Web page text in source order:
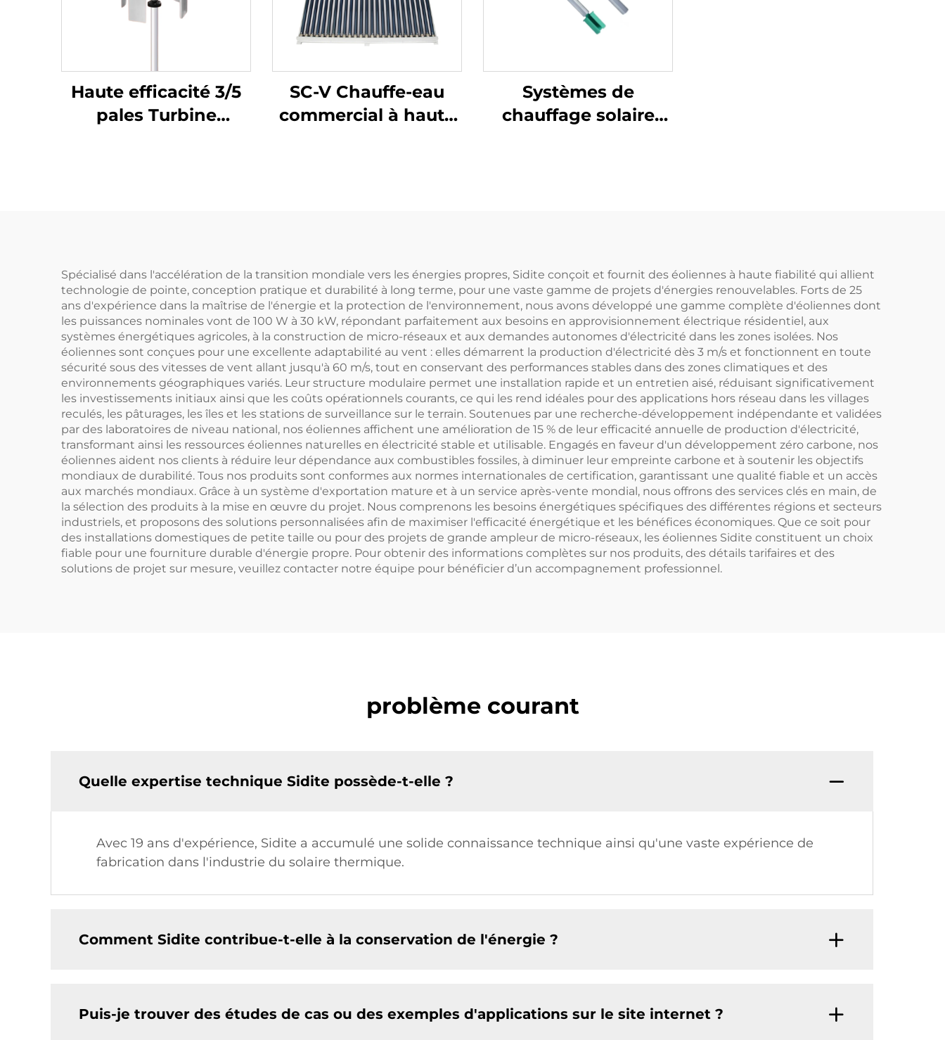
Haute efficacité 3/5
pales Turbine
SC-V Chauffe-eau
commercial à haute
Systèmes de
chauffage solaire
évacués Coût réduit
pour l'eau
Spécialisé dans l'accélération de la transition mondiale vers les énergies propres, Sidite conçoit et fournit des éoliennes à haute fiabilité qui allient
technologie de pointe, conception pratique et durabilité à long terme, pour une vaste gamme de projets d'énergies renouvelables. Forts de 25
ans d'expérience dans la maîtrise de l'énergie et la protection de l'environnement, nous avons développé une gamme complète d'éoliennes dont
les puissances nominales vont de 100 W à 30 kW, répondant parfaitement aux besoins en approvisionnement électrique résidentiel, aux
systèmes énergétiques agricoles, à la construction de micro-réseaux et aux demandes autonomes d'électricité dans les zones isolées. Nos
éoliennes sont conçues pour une excellente adaptabilité au vent : elles démarrent la production d'électricité dès 3 m/s et fonctionnent en toute
sécurité sous des vitesses de vent allant jusqu'à 60 m/s, tout en conservant des performances stables dans des zones climatiques et des
environnements géographiques variés. Leur structure modulaire permet une installation rapide et un entretien aisé, réduisant significativement
les investissements initiaux ainsi que les coûts opérationnels courants, ce qui les rend idéales pour des applications hors réseau dans les villages
reculés, les pâturages, les îles et les stations de surveillance sur le terrain. Soutenues par une recherche-développement indépendante et validées
par des laboratoires de niveau national, nos éoliennes affichent une amélioration de 15 % de leur efficacité annuelle de production d'électricité,
transformant ainsi les ressources éoliennes naturelles en électricité stable et utilisable. Engagés en faveur d'un développement zéro carbone, nos
éoliennes aident nos clients à réduire leur dépendance aux combustibles fossiles, à diminuer leur empreinte carbone et à soutenir les objectifs
mondiaux de durabilité. Tous nos produits sont conformes aux normes internationales de certification, garantissant une qualité fiable et un accès
aux marchés mondiaux. Grâce à un système d'exportation mature et à un service après-vente mondial, nous offrons des services clés en main, de
la sélection des produits à la mise en œuvre du projet. Nous comprenons les besoins énergétiques spécifiques des différentes régions et secteurs
industriels, et proposons des solutions personnalisées afin de maximiser l'efficacité énergétique et les bénéfices économiques. Que ce soit pour
des installations domestiques de petite taille ou pour des projets de grande ampleur de micro-réseaux, les éoliennes Sidite constituent un choix
fiable pour une fourniture durable d'énergie propre. Pour obtenir des informations complètes sur nos produits, des détails tarifaires et des
solutions de projet sur mesure, veuillez contacter notre équipe pour bénéficier d’un accompagnement professionnel.
problème courant
Quelle expertise technique Sidite possède-t-elle ?
Avec 19 ans d'expérience, Sidite a accumulé une solide connaissance technique ainsi qu'une vaste expérience de
fabrication dans l'industrie du solaire thermique.
Comment Sidite contribue-t-elle à la conservation de l'énergie ?
Puis-je trouver des études de cas ou des exemples d'applications sur le site internet ?